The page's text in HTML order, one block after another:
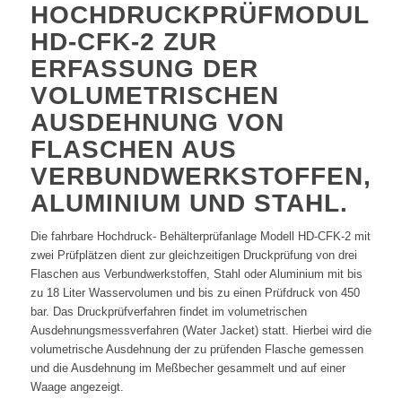
HOCHDRUCKPRÜFMODUL
HD-CFK-2 ZUR
ERFASSUNG DER
VOLUMETRISCHEN
AUSDEHNUNG VON
FLASCHEN AUS
VERBUNDWERKSTOFFEN,
ALUMINIUM UND STAHL.
Die fahrbare Hochdruck- Behälterprüfanlage Modell HD-CFK-2 mit
zwei Prüfplätzen dient zur gleichzeitigen Druckprüfung von drei
Flaschen aus Verbundwerkstoffen, Stahl oder Aluminium mit bis
zu 18 Liter Wasservolumen und bis zu einen Prüfdruck von 450
bar. Das Druckprüfverfahren findet im volumetrischen
Ausdehnungsmessverfahren (Water Jacket) statt. Hierbei wird die
volumetrische Ausdehnung der zu prüfenden Flasche gemessen
und die Ausdehnung im Meßbecher gesammelt und auf einer
Waage angezeigt.